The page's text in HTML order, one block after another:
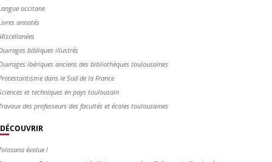
occitane
annotés
bibliques illustrés
ibériques anciens des bibliothèques toulousaines
dans le Sud de la France
et techniques en pays toulousain
des professeurs des facultés et écoles toulousaines
DÉCOUVRIR
évolue !